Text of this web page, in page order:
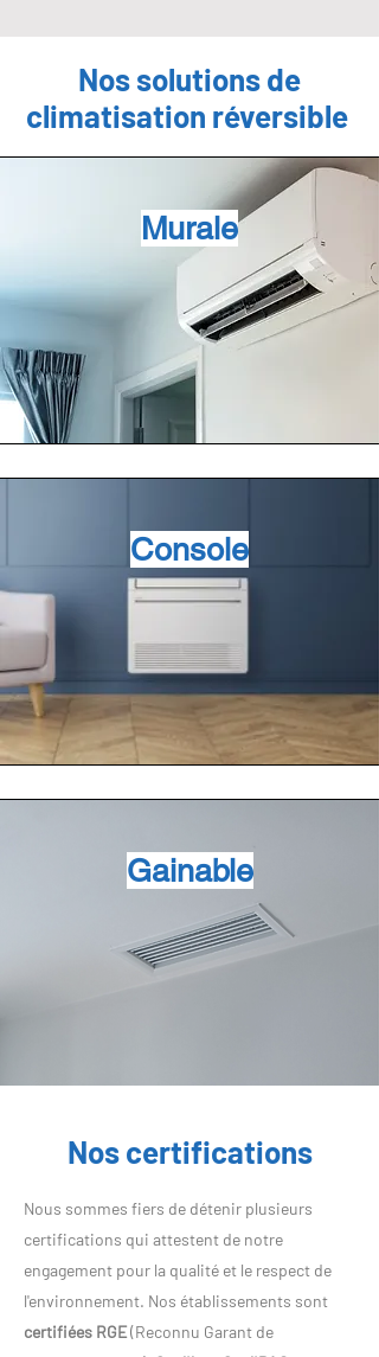
Nos solutions de
climatisation réversible
Murale
Console
Gainable
Nos certifications
Nous sommes fiers de détenir plusieurs
certifications qui attestent de notre
engagement pour la qualité et le respect de
l'environnement. Nos établissements sont
certifiées RGE(Reconnu Garant de